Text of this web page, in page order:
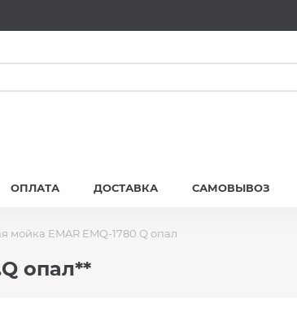
ОПЛАТА ДОСТАВКА САМОВЫВОЗ
мойка EMAR EMQ-1780.Q опал
опал**